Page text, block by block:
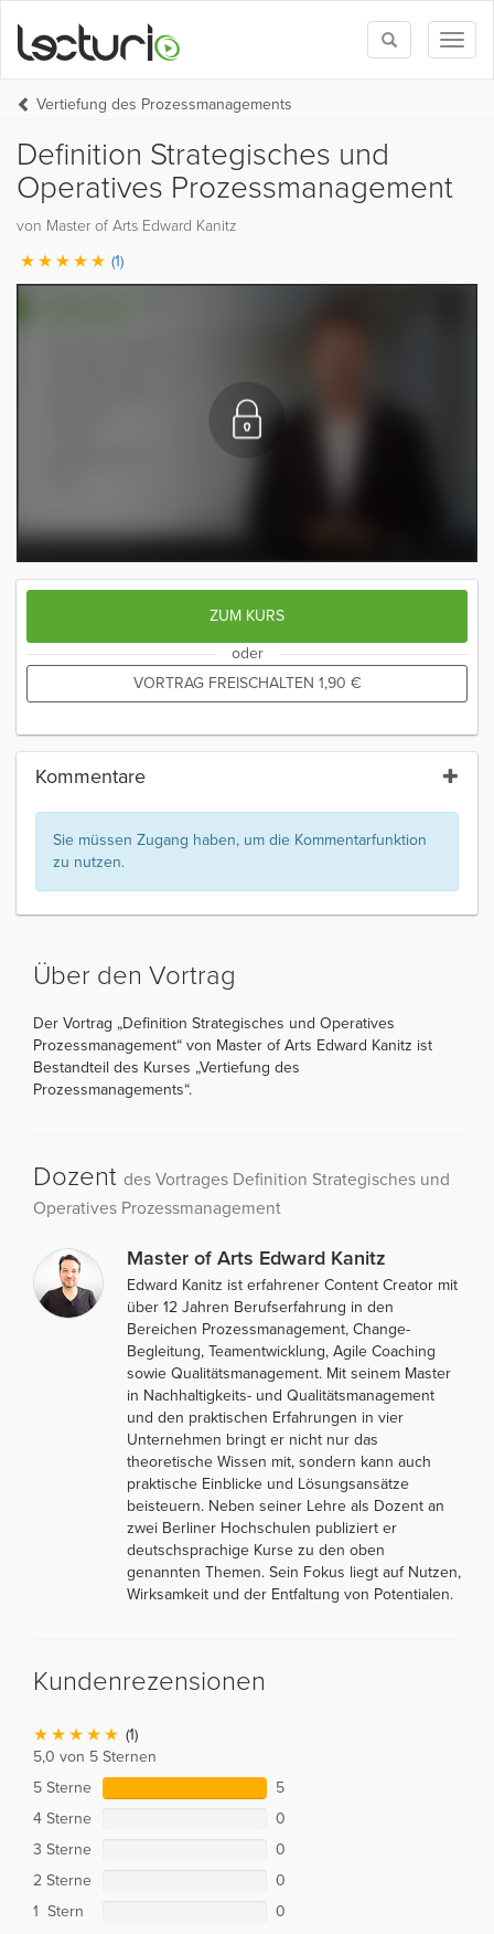
Toggle
search
Vertiefung des Prozessmanagements
Definition Strategisches und
Operatives Prozessmanagement
von Master of Arts Edward Kanitz
(1)
ZUM KURS
oder
VORTRAG FREISCHALTEN 1,90 €
Kommentare
Sie müssen Zugang haben, um die Kommentarfunktion
zu nutzen.
Über den Vortrag
Der Vortrag „Definition Strategisches und Operatives
Prozessmanagement“ von Master of Arts Edward Kanitz ist
Bestandteil des Kurses „Vertiefung des
Prozessmanagements“.
Dozent des Vortrages Definition Strategisches und
Operatives Prozessmanagement
Master of Arts Edward Kanitz
Edward Kanitz ist erfahrener Content Creator mit
über 12 Jahren Berufserfahrung in den
Bereichen Prozessmanagement, Change-
Begleitung, Teamentwicklung, Agile Coaching
sowie Qualitätsmanagement. Mit seinem Master
in Nachhaltigkeits- und Qualitätsmanagement
und den praktischen Erfahrungen in vier
Unternehmen bringt er nicht nur das
theoretische Wissen mit, sondern kann auch
praktische Einblicke und Lösungsansätze
beisteuern. Neben seiner Lehre als Dozent an
zwei Berliner Hochschulen publiziert er
deutschsprachige Kurse zu den oben
genannten Themen. Sein Fokus liegt auf Nutzen,
Wirksamkeit und der Entfaltung von Potentialen.
Kundenrezensionen
(1)
5,0 von 5 Sternen
5 Sterne
5
4 Sterne
0
3 Sterne
0
2 Sterne
0
1 Stern
0